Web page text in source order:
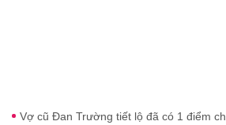
Vợ cũ Đan Trường tiết lộ đã có 1 điểm